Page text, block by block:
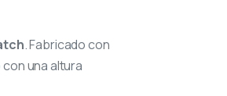
. Fabricado con
una altura